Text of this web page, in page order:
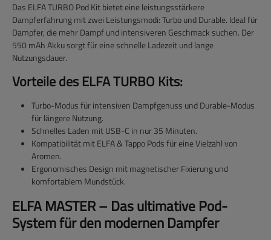
Das ELFA TURBO Pod Kitbietet eine leistungsstärkere
Dampferfahrung mit zwei Leistungsmodi: Turbo und Durable. Ideal für
Dampfer, die mehr Dampf und intensiveren Geschmack suchen. Der
550 mAh Akku sorgt für eine schnelle Ladezeit und lange
Nutzungsdauer.
Vorteile des ELFA TURBO Kits:
Turbo-Modusfür intensiven Dampfgenuss undDurable-Modus
für längere Nutzung.
Schnelles Laden mit USB-C in nur 35 Minuten.
Kompatibilität mit ELFA & Tappo Podsfür eine Vielzahl von
Aromen.
Ergonomisches Design mit magnetischer Fixierung und
komfortablem Mundstück.
ELFA MASTER – Das ultimative Pod-
System für den modernen Dampfer